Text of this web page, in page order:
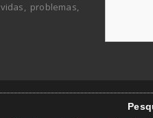
problemas,